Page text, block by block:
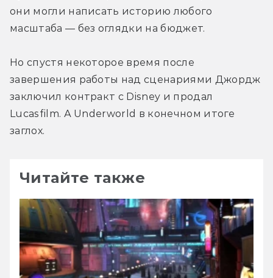
они могли написать историю любого
масштаба — без оглядки на бюджет.
Но спустя некоторое время после
завершения работы над сценариями Джордж
заключил контракт с Disney и продал
Lucasfilm. А Underworld в конечном итоге
заглох.
Читайте также